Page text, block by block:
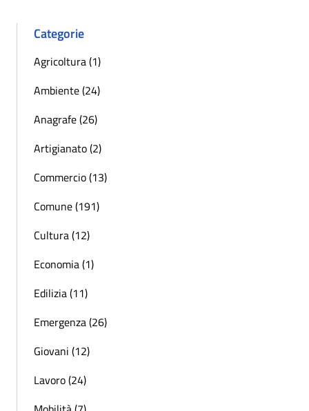
Categorie
Agricoltura (1)
Ambiente (24)
Anagrafe (26)
Artigianato (2)
Commercio (13)
Comune (191)
Cultura (12)
Economia (1)
Edilizia (11)
Emergenza (26)
Giovani (12)
Lavoro (24)